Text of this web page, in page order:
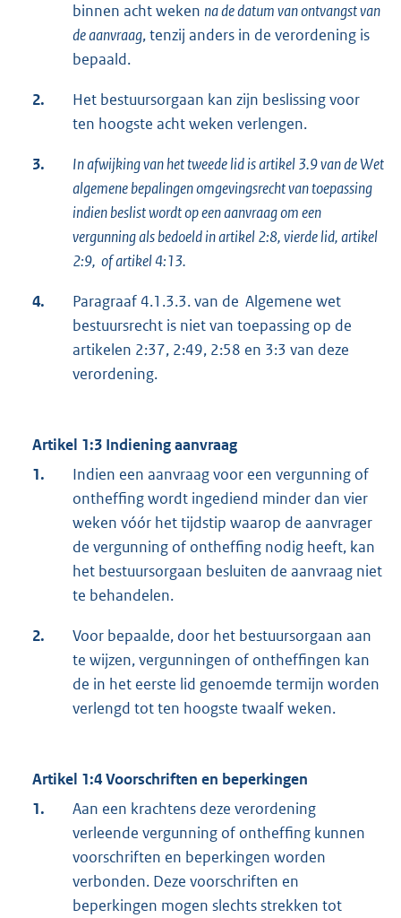
binnen acht weken na de datum van ontvangst van
de aanvraag, tenzij anders in de verordening is
bepaald.
2.
Het bestuursorgaan kan zijn beslissing voor
ten hoogste acht weken verlengen.
3.
In afwijking van het tweede lid is artikel 3.9 van de Wet
algemene bepalingen omgevingsrecht van toepassing
indien beslist wordt op een aanvraag om een
vergunning als bedoeld in artikel 2:8, vierde lid, artikel
2:9, of artikel 4:13.
4.
Paragraaf 4.1.3.3. van de Algemene wet
bestuursrecht is niet van toepassing op de
artikelen 2:37, 2:49, 2:58 en 3:3 van deze
verordening.
Artikel 1:3 Indiening aanvraag
1.
Indien een aanvraag voor een vergunning of
ontheffing wordt ingediend minder dan vier
weken vóór het tijdstip waarop de aanvrager
de vergunning of ontheffing nodig heeft, kan
het bestuursorgaan besluiten de aanvraag niet
te behandelen.
2.
Voor bepaalde, door het bestuursorgaan aan
te wijzen, vergunningen of ontheffingen kan
de in het eerste lid genoemde termijn worden
verlengd tot ten hoogste twaalf weken.
Artikel 1:4 Voorschriften en beperkingen
1.
Aan een krachtens deze verordening
verleende vergunning of ontheffing kunnen
voorschriften en beperkingen worden
verbonden. Deze voorschriften en
beperkingen mogen slechts strekken tot